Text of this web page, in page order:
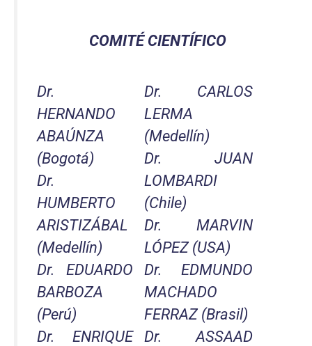
COMITÉ CIENTÍFICO
Dr.
HERNANDO
ABAÚNZA
(Bogotá)
Dr.
HUMBERTO
ARISTIZÁBAL
(Medellín)
Dr. EDUARDO
BARBOZA
(Perú)
Dr. ENRIQUE
Dr. CARLOS
LERMA
(Medellín)
Dr. JUAN
LOMBARDI
(Chile)
Dr. MARVIN
LÓPEZ (USA)
Dr. EDMUNDO
MACHADO
FERRAZ (Brasil)
Dr. ASSAAD